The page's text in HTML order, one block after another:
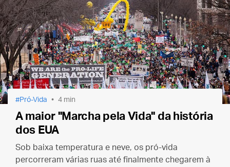
Pró-Vida 4 min
A maior "Marcha pela Vida" da história
dos EUA
Sob baixa temperatura e neve, os pró-vida
percorreram várias ruas até finalmente chegarem à